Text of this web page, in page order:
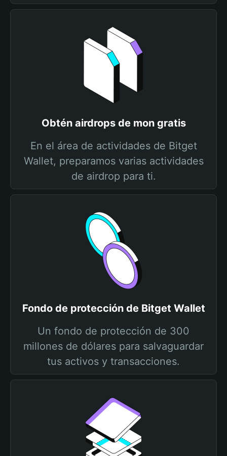
Obtén airdrops de mon gratis
En el área de actividades de Bitget
Wallet, preparamos varias actividades
de airdrop para ti.
Fondo de protección de Bitget Wallet
Un fondo de protección de 300
millones de dólares para salvaguardar
tus activos y transacciones.